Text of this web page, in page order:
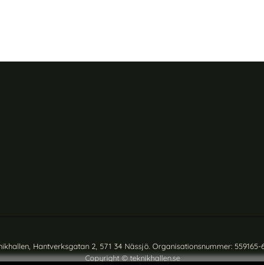
Hantverksgatan 2, 571 34 Nässjö. Organisationsnummer: 559165-
Copyright © teknikhallen.se